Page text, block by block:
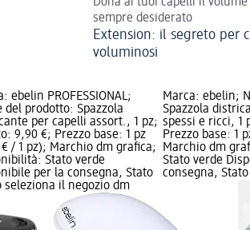
sempre desiderato
Extension: il segreto per
voluminosi
ebelin PROFESSIONAL;
del prodotto: Spazzola
per capelli assort., 1 pz;
9,90 €; Prezzo base: 1 pz
/ 1 pz); Marchio dm grafica;
Stato verde
per la consegna, Stato
seleziona il negozio dm
Marca: ebelin;
Spazzola
spessi e ricci, 1
Prezzo base: 1
Marchio dm
Stato verde
consegna,